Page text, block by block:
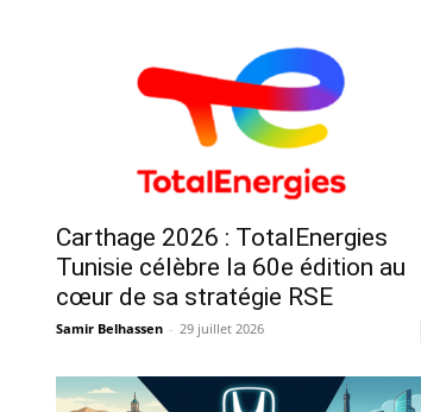
Carthage 2026 : TotalEnergies
Tunisie célèbre la 60e édition au
cœur de sa stratégie RSE
Samir Belhassen - 29 juillet 2026